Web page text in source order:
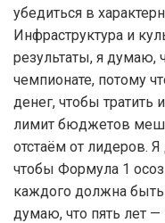
убедиться в
Инфраструктура и
результаты, я думаю,
чемпионате, потому
денег, чтобы тратить
лимит бюджетов
отстаём от лидеров.
чтобы Формула 1
каждого должна
думаю, что пять лет